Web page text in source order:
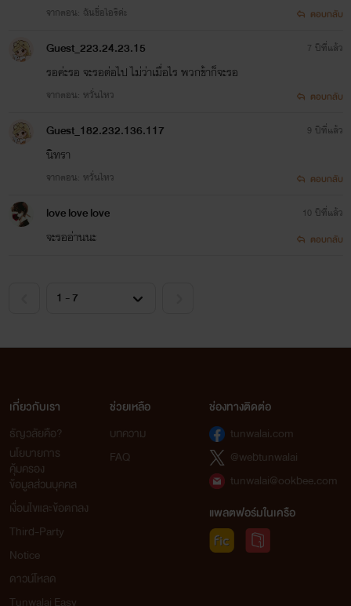
"เอ๋!!!!!!!"มิวะกับคามุยร้องออกมาส่วนมิซากิกับไคยืนอึ้งก็
เพราะ
"ไอจิไม่เคยบอกเลยว่ามีการแสดงละครน่ะแถมตั้งแต่เมื่อวาน
"รู้มั้ยว่าไอจิเขาไปขออยู่กับใคร"
"แบบนี้สิถึงจะดี""มิวะทำหน้าดีใจออกมาอย่างเห็นได้ชัด
"จ้า"จากนั้นพวกไคก็ไปหาเร็นที่บ้านทันที
ทางด้านไอจิ
"ไอจิรับสายอยู่ครับ"
"[ไอจินี้ฉันเองน่ะ]"
"คุณโควริน...ว่าไงบ้างครับพอจะมีเวลาบ้างมั้ยครับ"
"[โชคดีมากเลยล่ะไอจิทั้งอาทิตย์นี้ฉันว่างเดี๋ยวฉันจะฝึกซ้อม
ให้นายเอง]"
จากตอน: ฉันชื่อไอริค่ะ ตอบกลับ
Guest_223.24.23.15
รอค่ะรอ จะรอต่อไป ไม่ว่าเมื่อไร พวกข้าก็จะรอ
จากตอน: หวั่นไหว
7 ปีที่แล้ว
ตอบกลับ
Guest_182.232.136.117
นิทรา
จากตอน: หวั่นไหว
9 ปีที่แล้ว
ตอบกลับ
love love love
จะรออ่านนะ
10 ปีที่แล้ว
ตอบกลับ
เกี่ยวกับเรา
ธัญวลัยคือ?
นโยบายการ
คุ้มครอง
ข้อมูลส่วนบุคคล
เงื่อนไขและข้อตกลง
Third-Party
Notice
ดาวน์โหลด
ช่วยเหลือ
บทความ
FAQ
ช่องทางติดต่อ
tunwalai.com
@webtunwalai
tunwalai@ookbee.com
แพลตฟอร์มในเครือ